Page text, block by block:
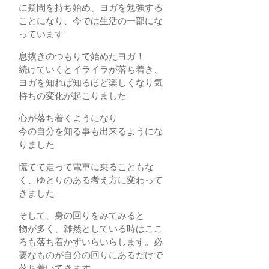
に疑問を持ち始め、ヨガを勉強する
ことになり、今では生活の一部にな
っています
息抜きのつもりで始めたヨガ！
続けていくとイライラが落ち着き、
ヨガを知れば知るほど楽しくなり気
持ちの変化が起こりました
心が落ち着くようになり
今の自分を知る事も出来るようにな
りました
慌てて走って電車に乗ることもな
く、ゆとりのある考え方に変わって
きました
そして、身の回りをみてみると
物が多く、雑然としている時はここ
ろも落ち着かずいらいらします。必
要なものが自分の回りにあるだけで